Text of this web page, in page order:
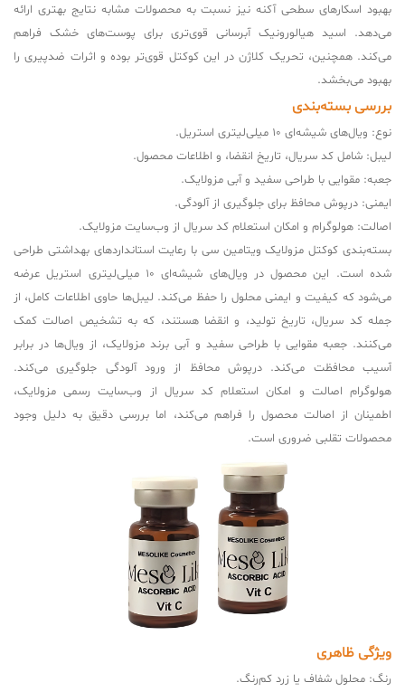
بهبود اسکارهای سطحی آکنه نیز نسبت به محصولات مشابه نتایج بهتری ارائه
می‌دهد. اسید هیالورونیک آبرسانی قوی‌تری برای پوست‌های خشک فراهم
می‌کند. همچنین، تحریک کلاژن در این کوکتل قوی‌تر بوده و اثرات ضدپیری را
بهبود می‌بخشد.
بررسی بسته‌بندی
نوع: ویال‌های شیشه‌ای 10 میلی‌لیتری استریل.
لیبل: شامل کد سریال، تاریخ انقضا، و اطلاعات محصول.
جعبه: مقوایی با طراحی سفید و آبی مزولایک.
ایمنی: درپوش محافظ برای جلوگیری از آلودگی.
اصالت: هولوگرام و امکان استعلام کد سریال از وب‌سایت مزولایک.
بسته‌بندی کوکتل مزولایک ویتامین سی با رعایت استانداردهای بهداشتی طراحی
شده است. این محصول در ویال‌های شیشه‌ای 10 میلی‌لیتری استریل عرضه
می‌شود که کیفیت و ایمنی محلول را حفظ می‌کند. لیبل‌ها حاوی اطلاعات کامل، از
جمله کد سریال، تاریخ تولید، و انقضا هستند، که به تشخیص اصالت کمک
می‌کنند. جعبه مقوایی با طراحی سفید و آبی برند مزولایک، از ویال‌ها در برابر
آسیب محافظت می‌کند. درپوش محافظ از ورود آلودگی جلوگیری می‌کند.
هولوگرام اصالت و امکان استعلام کد سریال از وب‌سایت رسمی مزولایک،
اطمینان از اصالت محصول را فراهم می‌کند، اما بررسی دقیق به دلیل وجود
محصولات تقلبی ضروری است.
ویژگی ظاهری
رنگ: محلول شفاف یا زرد کم‌رنگ.